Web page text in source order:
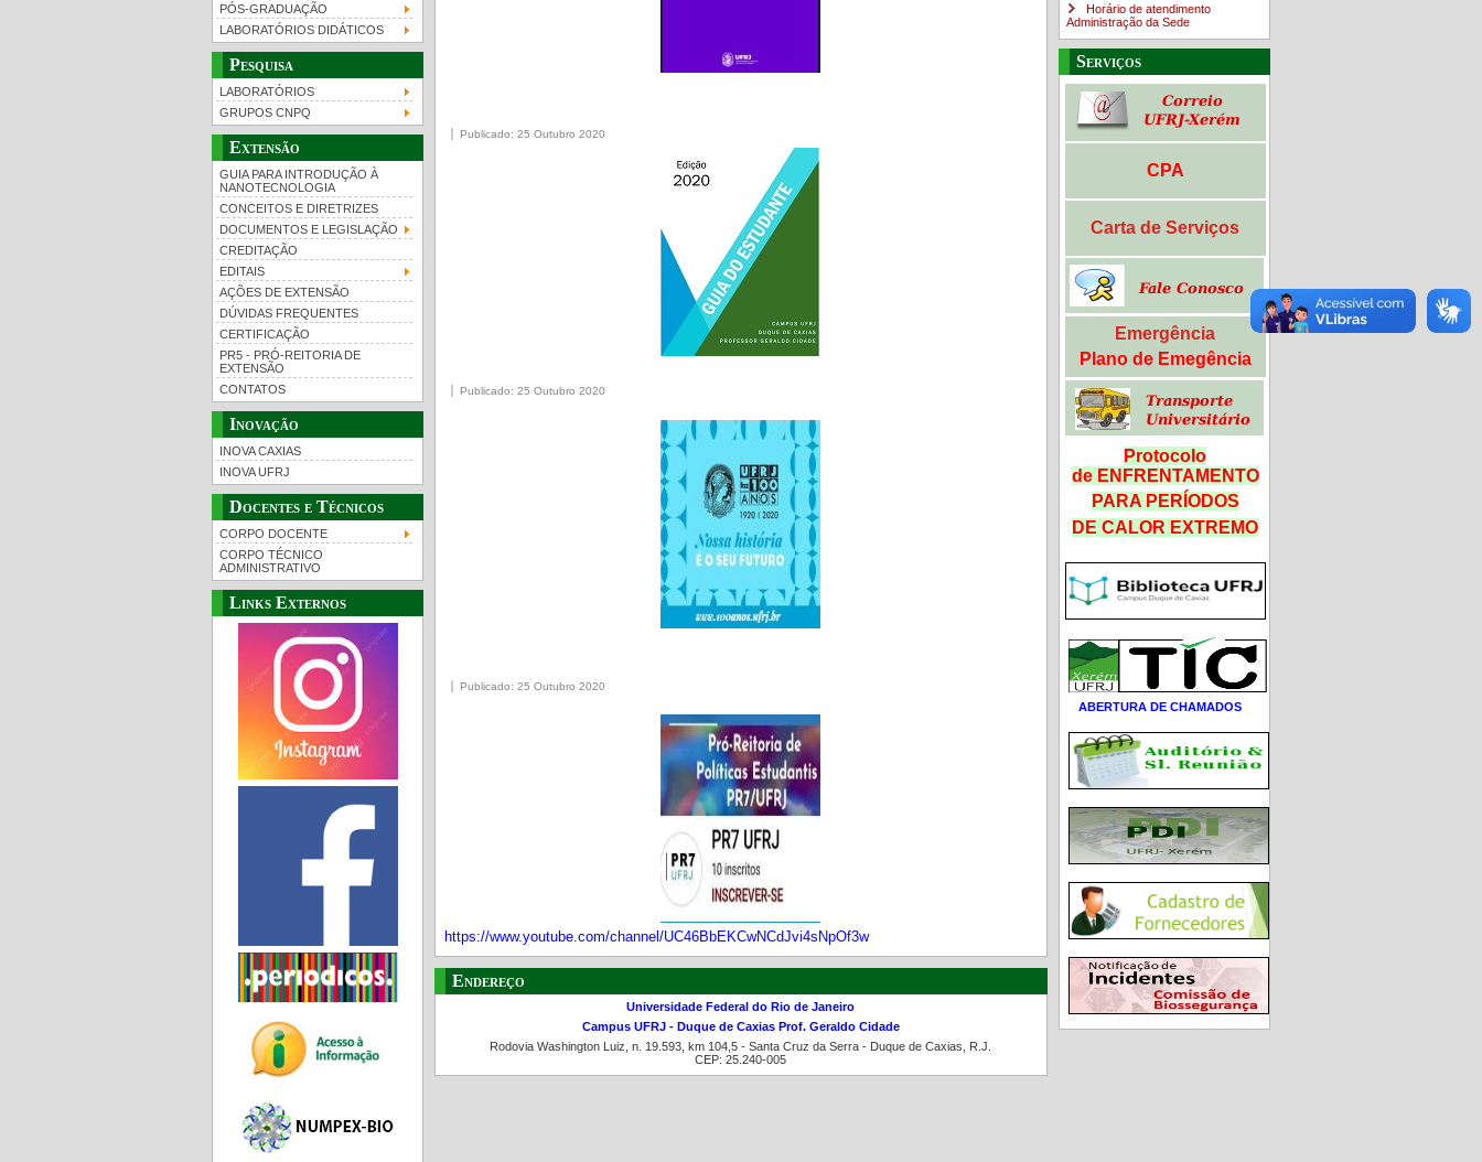
PÓS-GRADUAÇÃO
LABORATÓRIOS DIDÁTICOS
Pesquisa
LABORATÓRIOS
GRUPOS CNPQ
Extensão
GUIA PARA INTRODUÇÃO À
NANOTECNOLOGIA
CONCEITOS E DIRETRIZES
DOCUMENTOS E LEGISLAÇÃO
CREDITAÇÃO
EDITAIS
AÇÕES DE EXTENSÃO
DÚVIDAS FREQUENTES
CERTIFICAÇÃO
PR5 - PRÓ-REITORIA DE
EXTENSÃO
CONTATOS
Inovação
INOVA CAXIAS
INOVA UFRJ
Docentes e Técnicos
CORPO DOCENTE
CORPO TÉCNICO
ADMINISTRATIVO
Links Externos
Publicado: 25 Outubro 2020
Publicado: 25 Outubro 2020
Publicado: 25 Outubro 2020
https://www.youtube.com/channel/UC46BbEKCwNCdJvi4sNpOf3w
Endereço
Universidade Federal do Rio de Janeiro
Campus UFRJ - Duque de Caxias Prof. Geraldo Cidade
Rodovia Washington Luiz, n. 19.593, km 104,5 - Santa Cruz da Serra - Duque de Caxias, R.J.
CEP: 25.240-005
Horário de atendimento
Administração da Sede
Serviços
CPA
Carta de Serviços
Emergência
Plano de Emegência
Protocolo
de ENFRENTAMENTO
PARA PERÍODOS
DE CALOR EXTREMO
ABERTURA DE CHAMADOS